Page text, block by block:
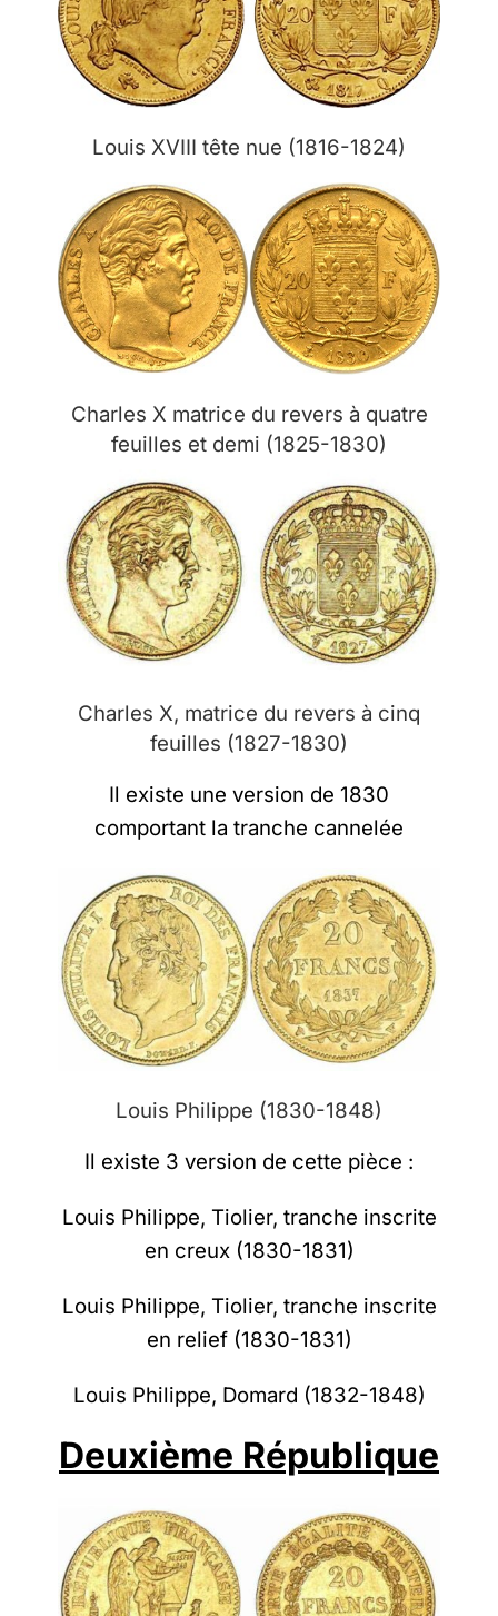
Louis XVIII tête nue (1816-1824)
Charles X matrice du revers à quatre
feuilles et demi (1825-1830)
Charles X, matrice du revers à cinq
feuilles (1827-1830)
Il existe une version de 1830
comportant la tranche cannelée
Louis Philippe (1830-1848)
Il existe 3 version de cette pièce :
Louis Philippe, Tiolier, tranche inscrite
en creux (1830-1831)
Louis Philippe, Tiolier, tranche inscrite
en relief (1830-1831)
Louis Philippe, Domard (1832-1848)
Deuxième République